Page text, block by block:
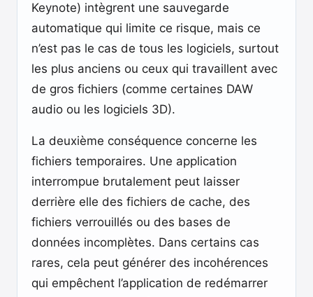
Keynote) intègrent une sauvegarde
automatique qui limite ce risque, mais ce
n’est pas le cas de tous les logiciels, surtout
les plus anciens ou ceux qui travaillent avec
de gros fichiers (comme certaines DAW
audio ou les logiciels 3D).
La deuxième conséquence concerne les
fichiers temporaires. Une application
interrompue brutalement peut laisser
derrière elle des fichiers de cache, des
fichiers verrouillés ou des bases de
données incomplètes. Dans certains cas
rares, cela peut générer des incohérences
qui empêchent l’application de redémarrer